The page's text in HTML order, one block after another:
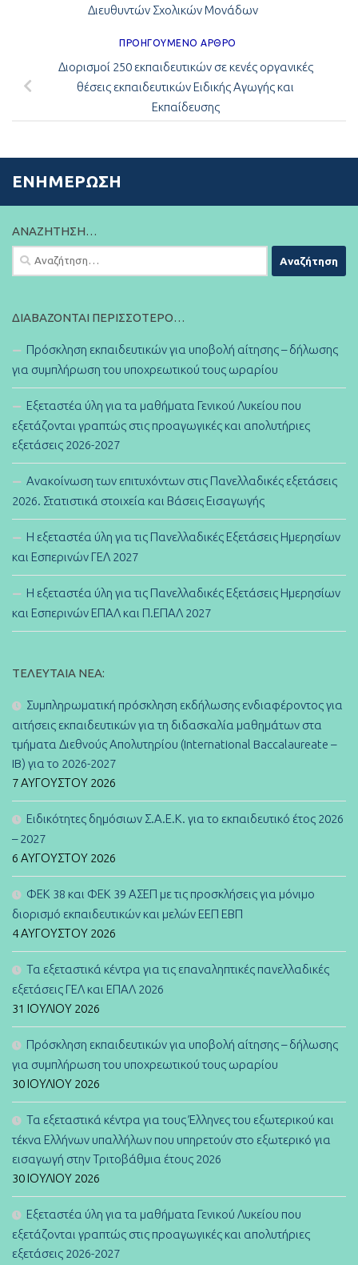
Διευθυντών Σχολικών Μονάδων
ΠΡΟΗΓΟΎΜΕΝΟ ΆΡΘΡΟ
Διορισμοί 250 εκπαιδευτικών σε κενές οργανικές
θέσεις εκπαιδευτικών Ειδικής Αγωγής και
Εκπαίδευσης
ΕΝΗΜΈΡΩΣΗ
ΑΝΑΖΉΤΗΣΗ…
Αναζήτηση
για:
ΔΙΑΒΆΖΟΝΤΑΙ ΠΕΡΙΣΣΌΤΕΡΟ…
Πρόσκληση εκπαιδευτικών για υποβολή αίτησης – δήλωσης
για συμπλήρωση του υποχρεωτικού τους ωραρίου
Εξεταστέα ύλη για τα μαθήματα Γενικού Λυκείου που
εξετάζονται γραπτώς στις προαγωγικές και απολυτήριες
εξετάσεις 2026-2027
Ανακοίνωση των επιτυχόντων στις Πανελλαδικές εξετάσεις
2026. Στατιστικά στοιχεία και Βάσεις Εισαγωγής
Η εξεταστέα ύλη για τις Πανελλαδικές Εξετάσεις Ημερησίων
και Εσπερινών ΓΕΛ 2027
Η εξεταστέα ύλη για τις Πανελλαδικές Εξετάσεις Ημερησίων
και Εσπερινών ΕΠΑΛ και Π.ΕΠΑΛ 2027
ΤΕΛΕΥΤΑΊΑ ΝΈΑ:
Συμπληρωματική πρόσκληση εκδήλωσης ενδιαφέροντος για
αιτήσεις εκπαιδευτικών για τη διδασκαλία μαθημάτων στα
τμήματα Διεθνούς Απολυτηρίου (International Baccalaureate –
IB) για το 2026-2027
7 ΑΥΓΟΎΣΤΟΥ 2026
Ειδικότητες δημόσιων Σ.Α.Ε.Κ. για το εκπαιδευτικό έτος 2026
– 2027
6 ΑΥΓΟΎΣΤΟΥ 2026
ΦΕΚ 38 και ΦΕΚ 39 ΑΣΕΠ με τις προσκλήσεις για μόνιμο
διορισμό εκπαιδευτικών και μελών ΕΕΠ ΕΒΠ
4 ΑΥΓΟΎΣΤΟΥ 2026
Τα εξεταστικά κέντρα για τις επαναληπτικές πανελλαδικές
εξετάσεις ΓΕΛ και ΕΠΑΛ 2026
31 ΙΟΥΛΊΟΥ 2026
Πρόσκληση εκπαιδευτικών για υποβολή αίτησης – δήλωσης
για συμπλήρωση του υποχρεωτικού τους ωραρίου
30 ΙΟΥΛΊΟΥ 2026
Τα εξεταστικά κέντρα για τους Έλληνες του εξωτερικού και
τέκνα Ελλήνων υπαλλήλων που υπηρετούν στο εξωτερικό για
εισαγωγή στην Τριτοβάθμια έτους 2026
30 ΙΟΥΛΊΟΥ 2026
Εξεταστέα ύλη για τα μαθήματα Γενικού Λυκείου που
εξετάζονται γραπτώς στις προαγωγικές και απολυτήριες
εξετάσεις 2026-2027